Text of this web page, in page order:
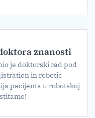
znanosti
je doktorski rad pod
in robotic
pacijenta u robotskoj